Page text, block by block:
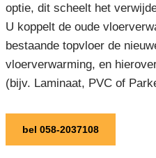
optie, dit scheelt het
U koppelt de oude
bestaande topvloer de
vloerverwarming, en
(bijv. Laminaat, PVC of
bel 058-2037108